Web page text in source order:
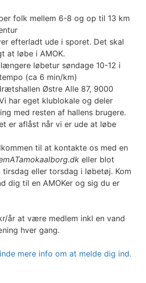
folk mellem 6-8 og op til 13 km
efterladt ude i sporet. Det skal
at løbe i AMOK.
løbetur søndage 10-12 i
(ca 6 min/km)
Østre Alle 87, 9000
har eget klublokale og deler
med resten af hallens brugere.
er aflåst når vi er ude at løbe
til at kontakte os med en
eller blot
tirsdag eller torsdag i løbetøj. Kom
dig til en AMOKer og sig du er
år at være medlem inkl en vand
hver gang.
mere info om at melde dig ind.